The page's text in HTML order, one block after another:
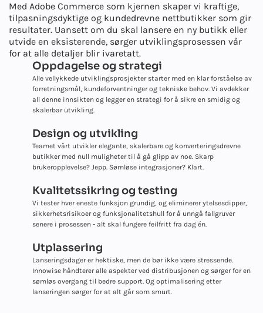
Med Adobe Commerce som kjernen skaper vi kraftige,
tilpasningsdyktige og kundedrevne nettbutikker som gir
resultater. Uansett om du skal lansere en ny butikk eller
utvide en eksisterende, sørger utviklingsprosessen vår
for at alle detaljer blir ivaretatt.
Oppdagelse og strategi
Alle vellykkede utviklingsprosjekter starter med en klar forståelse av
forretningsmål, kundeforventninger og tekniske behov. Vi avdekker
all denne innsikten og legger en strategi for å sikre en smidig og
skalerbar utvikling.
Design og utvikling
Teamet vårt utvikler elegante, skalerbare og konverteringsdrevne
butikker med null muligheter til å gå glipp av noe. Skarp
brukeropplevelse? Jepp. Sømløse integrasjoner? Klart.
Kvalitetssikring og testing
Vi tester hver eneste funksjon grundig, og eliminerer ytelsesdipper,
sikkerhetsrisikoer og funksjonalitetshull for å unngå fallgruver
senere i prosessen - alt skal fungere feilfritt fra dag én.
Utplassering
Lanseringsdager er hektiske, men de bør ikke være stressende.
Innowise håndterer alle aspekter ved distribusjonen og sørger for en
sømløs overgang til bedre support. Og optimalisering etter
lanseringen sørger for at alt går som smurt.